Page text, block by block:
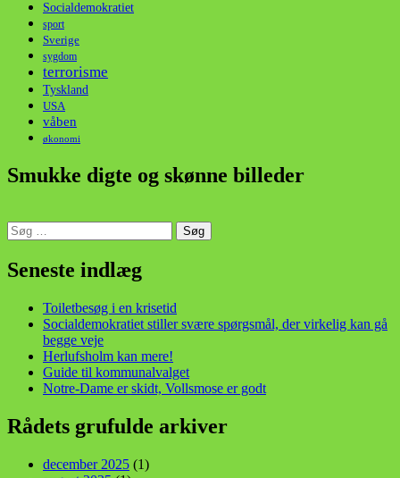
Socialdemokratiet
sport
Sverige
sygdom
terrorisme
Tyskland
USA
våben
økonomi
Smukke digte og skønne billeder
Søg
efter:
Seneste indlæg
Toiletbesøg i en krisetid
Socialdemokratiet stiller svære spørgsmål, der virkelig kan gå
begge veje
Herlufsholm kan mere!
Guide til kommunalvalget
Notre-Dame er skidt, Vollsmose er godt
Rådets grufulde arkiver
december 2025 (1)